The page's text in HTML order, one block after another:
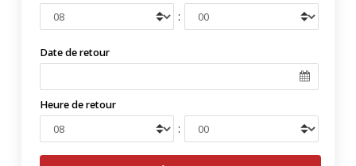
:
Date de retour
Heure de retour
: